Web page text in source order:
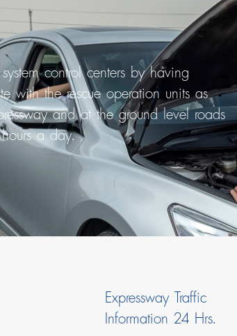
control centers by having
with the rescue operation units as
and at the ground level roads
a day.
Expressway Traffic
Information 24 Hrs.